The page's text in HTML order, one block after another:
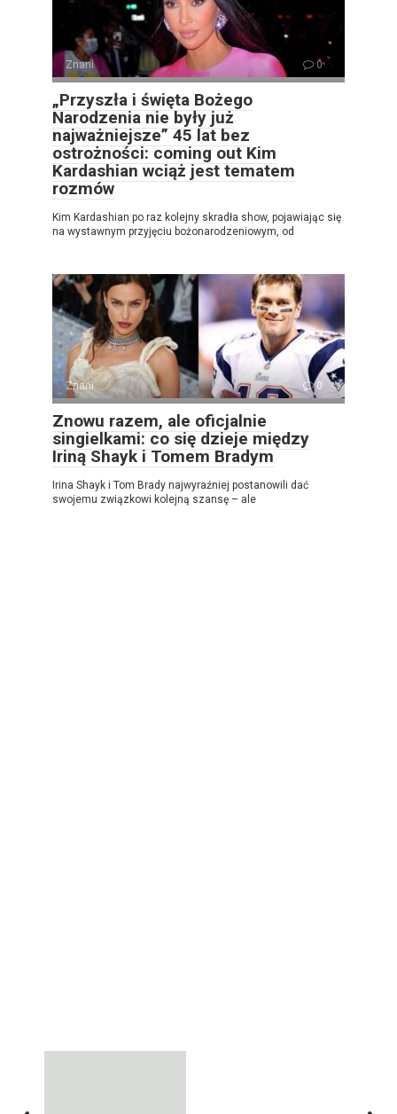
Znani 0
„Przyszła i święta Bożego
Narodzenia nie były już
najważniejsze” 45 lat bez
ostrożności: coming out Kim
Kardashian wciąż jest tematem
rozmów
Kim Kardashian po raz kolejny skradła show, pojawiając się
na wystawnym przyjęciu bożonarodzeniowym, od
Znani 0
Znowu razem, ale oficjalnie
singielkami: co się dzieje między
Iriną Shayk i Tomem Bradym
Irina Shayk i Tom Brady najwyraźniej postanowili dać
swojemu związkowi kolejną szansę – ale